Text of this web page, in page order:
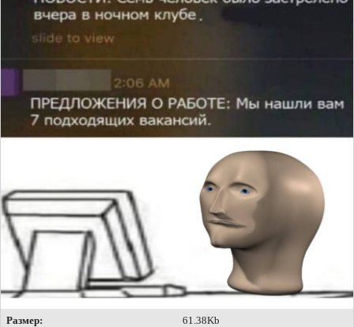
Размер:
61.38Kb